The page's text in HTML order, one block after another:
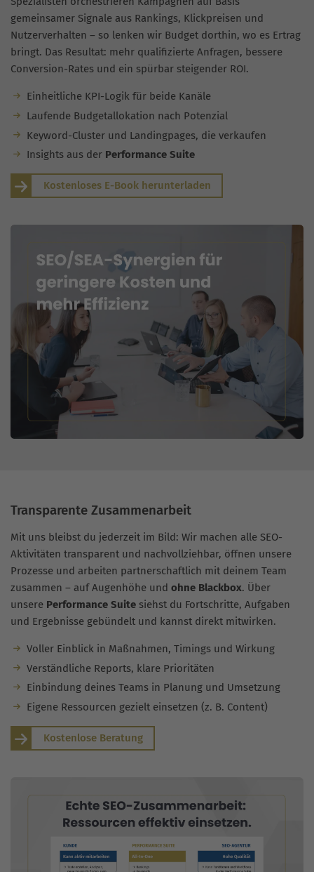
gemeinsamer Signale aus Rankings, Klickpreisen und
Nutzerverhalten – so lenken wir Budget dorthin, wo es Ertrag
bringt. Das Resultat: mehr qualifizierte Anfragen, bessere
Conversion-Rates und ein spürbar steigender ROI.
Einheitliche KPI-Logik für beide Kanäle
Laufende Budgetallokation nach Potenzial
Keyword-Cluster und Landingpages, die verkaufen
Insights aus der Performance Suite
Kostenloses E-Book herunterladen
Transparente Zusammenarbeit
Mit uns bleibst du jederzeit im Bild: Wir machen alle SEO-
Aktivitäten transparent und nachvollziehbar, öffnen unsere
Prozesse und arbeiten partnerschaftlich mit deinem Team
zusammen – auf Augenhöhe und ohne Blackbox. Über
unsere Performance Suite siehst du Fortschritte, Aufgaben
und Ergebnisse gebündelt und kannst direkt mitwirken.
Voller Einblick in Maßnahmen, Timings und Wirkung
Verständliche Reports, klare Prioritäten
Einbindung deines Teams in Planung und Umsetzung
Eigene Ressourcen gezielt einsetzen (z. B. Content)
Kostenlose Beratung